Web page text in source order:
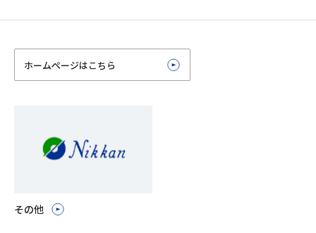
ホームページはこちら
その他